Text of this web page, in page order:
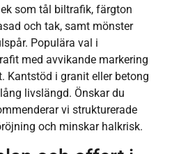
som tål biltrafik, färgton
och tak, samt mönster
Populära val i
med avvikande markering
Kantstöd i granit eller betong
livslängd. Önskar du
vi strukturerade
och minskar halkrisk.